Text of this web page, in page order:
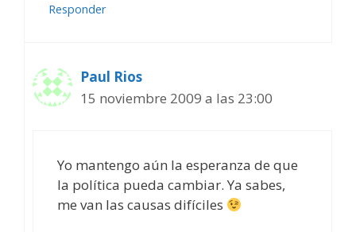
Responder
Paul Rios
15 noviembre 2009 a las 23:00
Yo mantengo aún la esperanza de que
la política pueda cambiar. Ya sabes,
me van las causas difíciles